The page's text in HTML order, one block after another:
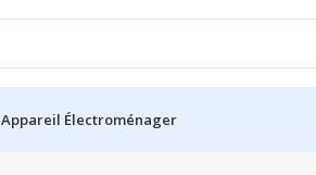
Appareil Électroménager